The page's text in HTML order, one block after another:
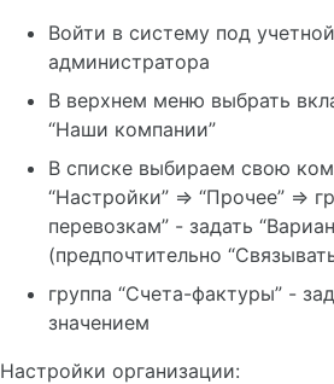
Контрагенты
Договоры
Реестры НДС 0%
Сохранение заявки в Word
Изменение суммы счета
Корректировочный счет-фактура
Спецпоставщик
Войти в систему под
администратора
В верхнем меню выбрать
“Наши компании”
В списке выбираем свою
“Настройки” => “Прочее” =>
перевозкам” - задать
(предпочтительно
группа “Счета-фактуры” -
значением
Настройки организации: